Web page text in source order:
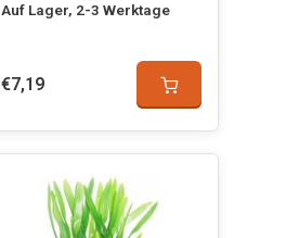
Auf Lager, 2-3 Werktage
€7,19